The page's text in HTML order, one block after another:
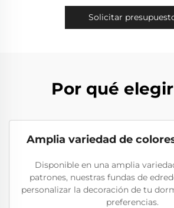
Solicitar
Por qué
Amplia variedad de
Disponible en una amplia
patrones, nuestras fundas de
personalizar la decoración de tu
preferencias.